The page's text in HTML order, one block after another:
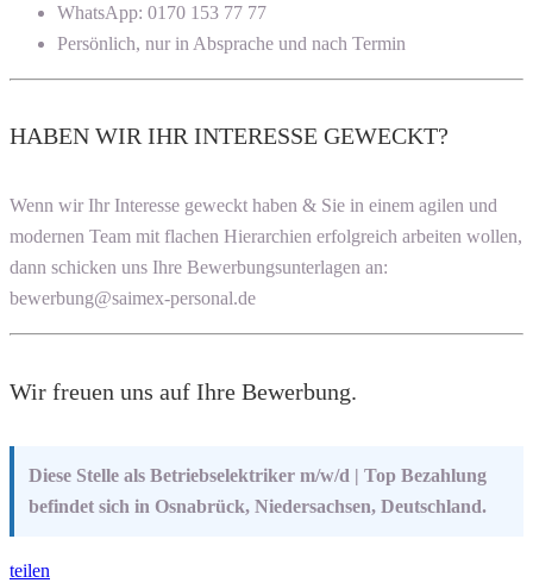
WhatsApp: 0170 153 77 77
Persönlich, nur in Absprache und nach Termin
HABEN WIR IHR INTERESSE GEWECKT?
Wenn wir Ihr Interesse geweckt haben & Sie in einem agilen und
modernen Team mit flachen Hierarchien erfolgreich arbeiten wollen,
dann schicken uns Ihre Bewerbungsunterlagen an:
bewerbung@saimex-personal.de
Wir freuen uns auf Ihre Bewerbung.
Diese Stelle als Betriebselektriker m/w/d | Top Bezahlung
befindet sich in Osnabrück, Niedersachsen, Deutschland.
teilen